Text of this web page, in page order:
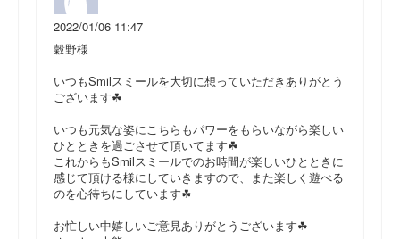
2022/01/06 11:47
穀野様
いつもSmilスミールを大切に想っていただきありがとう
ございます☘
いつも元気な姿にこちらもパワーをもらいながら楽しい
ひとときを過ごさせて頂いてます☘
これからもSmilスミールでのお時間が楽しいひとときに
感じて頂ける様にしていきますので、また楽しく遊べる
のを心待ちにしています☘
お忙しい中嬉しいご意見ありがとうございます☘